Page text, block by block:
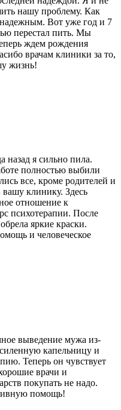
нашу проблему. Как
Вот уже год и 7
перестал пить. Мы
ждем рождения
врачам клиники за то,
жизнь!
назад я сильно пила.
полностью выбили
все, кроме родителей и
вашу клинику. Здесь
отношение к
психотерапии. После
яркие краски.
и человеческое
выведение мужа из-
капельницу и
Теперь он чувствует
врачи и
покупать не надо.
помощь!